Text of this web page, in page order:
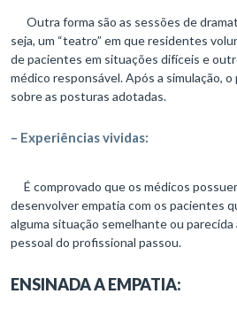
Outra forma são as sessões de
seja, um “teatro” em que residentes
de pacientes em situações difíceis e
médico responsável. Após a simulação,
sobre as posturas adotadas.
– Experiências vividas:
É comprovado que os médicos
desenvolver empatia com os pacientes
alguma situação semelhante ou parecida
pessoal do profissional passou.
ENSINADA A EMPATIA: